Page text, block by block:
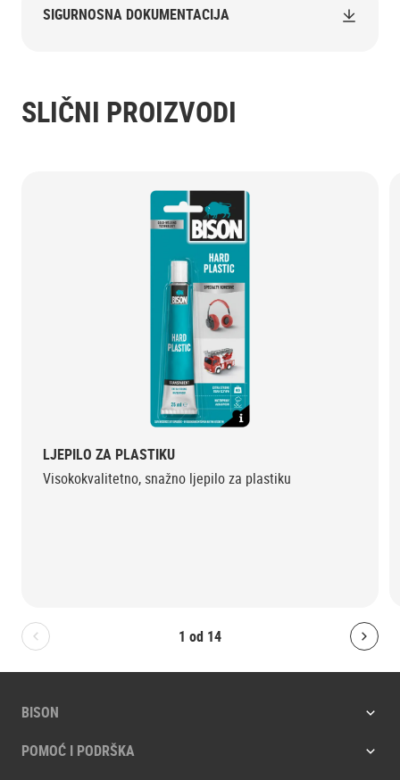
SIGURNOSNA DOKUMENTACIJA
SLIČNI PROIZVODI
1 od 14
Bolton.General.PreviousSlide
LJEPILO ZA PLASTIKU
Visokokvalitetno, snažno ljepilo za plastiku
BISON
POMOĆ I PODRŠKA